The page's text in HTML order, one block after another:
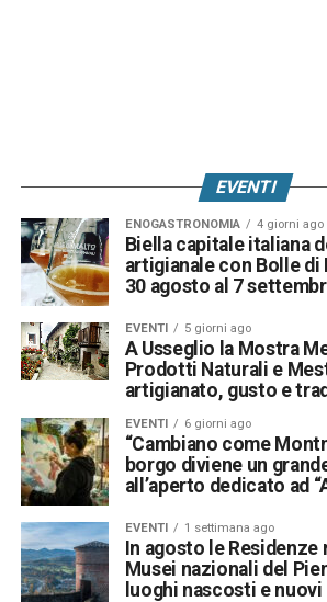
EVENTI
ENOGASTRONOMIA 4 giorni ago
Biella capitale italiana
artigianale con Bolle di
30 agosto al 7
EVENTI 5 giorni ago
A Usseglio la Mostra
Prodotti Naturali e
artigianato, gusto e
EVENTI 6 giorni ago
“Cambiano come
borgo diviene un
all’aperto dedicato ad
EVENTI 1 settimana ago
In agosto le Residenze
Musei nazionali del
luoghi nascosti e